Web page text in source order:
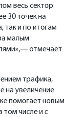
весь сектор
30 точек на
так и по итогам
малым
отмечает
трафика,
на увеличение
помогает новым
том числе и с